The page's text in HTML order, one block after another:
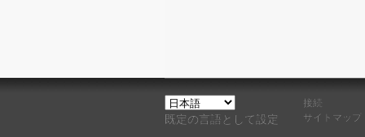
既定の言語として設定
接続
サイトマップ